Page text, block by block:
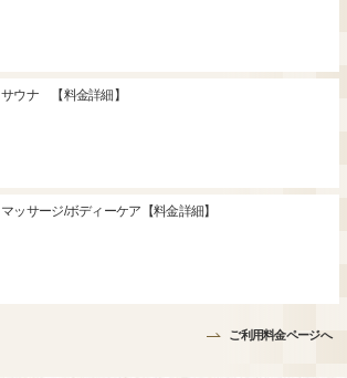
サウナ 【料金詳細】
マッサージ/ボディーケア【料金詳細】
ご利用料金ページへ